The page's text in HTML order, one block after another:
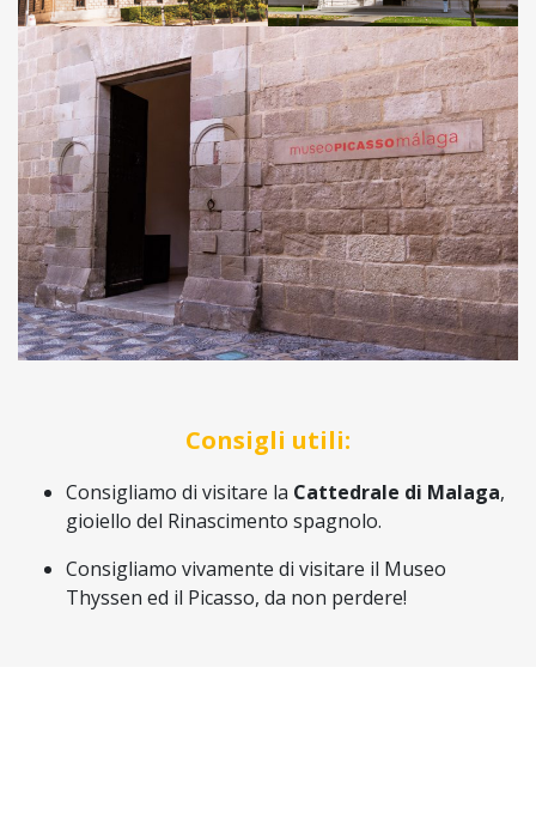
Consigli utili:
Consigliamo di visitare la Cattedrale di Malaga,
gioiello del Rinascimento spagnolo.
Consigliamo vivamente di visitare il Museo
Thyssen ed il Picasso, da non perdere!